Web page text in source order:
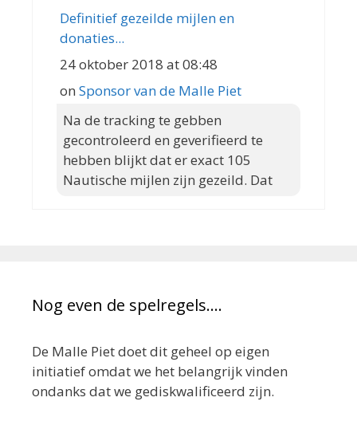
Definitief gezeilde mijlen en
donaties...
24 oktober 2018 at 08:48
on Sponsor van de Malle Piet
Na de tracking te gebben
gecontroleerd en geverifieerd te
hebben blijkt dat er exact 105
Nautische mijlen zijn gezeild. Dat
Nog even de spelregels….
De Malle Piet doet dit geheel op eigen
initiatief omdat we het belangrijk vinden
ondanks dat we gediskwalificeerd zijn.